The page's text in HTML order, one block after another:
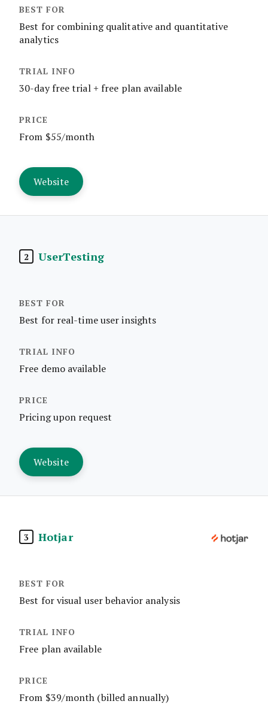
Best for combining qualitative and quantitative
analytics
30-day free trial + free plan available
From $55/month
Website
2 UserTesting
Best for real-time user insights
Free demo available
Pricing upon request
Website
3 Hotjar
Best for visual user behavior analysis
Free plan available
From $39/month (billed annually)